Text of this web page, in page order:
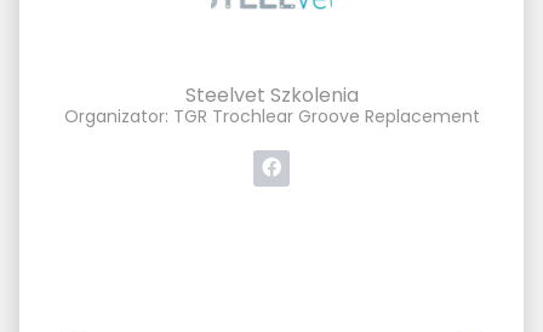
Steelvet Szkolenia
Organizator: TGR Trochlear Groove Replacement